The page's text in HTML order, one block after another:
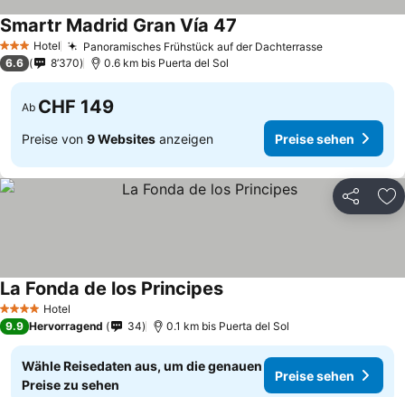
3 SterneHotel Panoramisches Frühstück auf der DachterrassePreise
Smartr Madrid Gran Vía 47
6.6 8’370 0.6 km bis Puerta del Sol
Ab CHF 149
Preise von 9 Websites anzeigen Preise sehen
Teilen
4 Sterne Hotel
La Fonda de los PrincipesPreise sehen
9.9 Hervorragend 34 0.1 km bis Puerta del Sol
Wähle Reisedaten aus, um die genauen
Preise zu sehen
Preise sehen